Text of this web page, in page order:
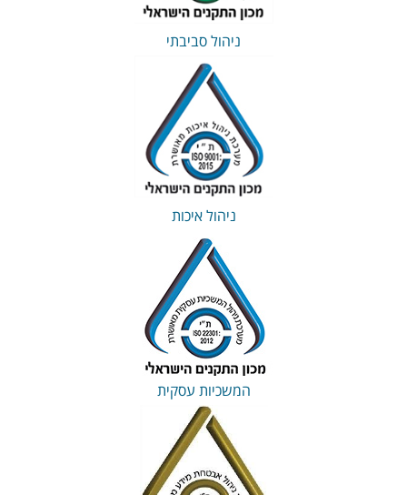
ניהול סביבתי
ניהול איכות
המשכיות עסקית